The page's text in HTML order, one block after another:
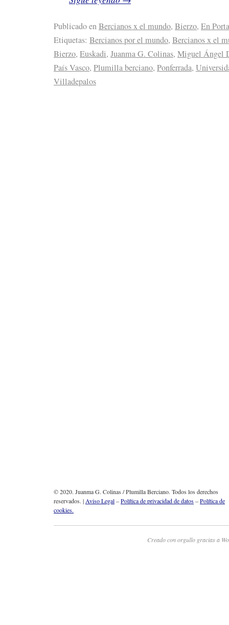
Publicado enBercianos x el mundo, Bierzo, En
Etiquetas: Bercianos por el mundo, Bercianos x el
Bierzo, Euskadi, Juanma G. Colinas, Miguel Ángel
País Vasco, Plumilla berciano, Ponferrada,
Villadepalos
© 2020. Juanma G. Colinas / Plumilla Berciano. Todos los derechos
reservados. |Aviso Legal–Política de privacidad de datos–Política de
cookies.
Creado con orgullo gracias a